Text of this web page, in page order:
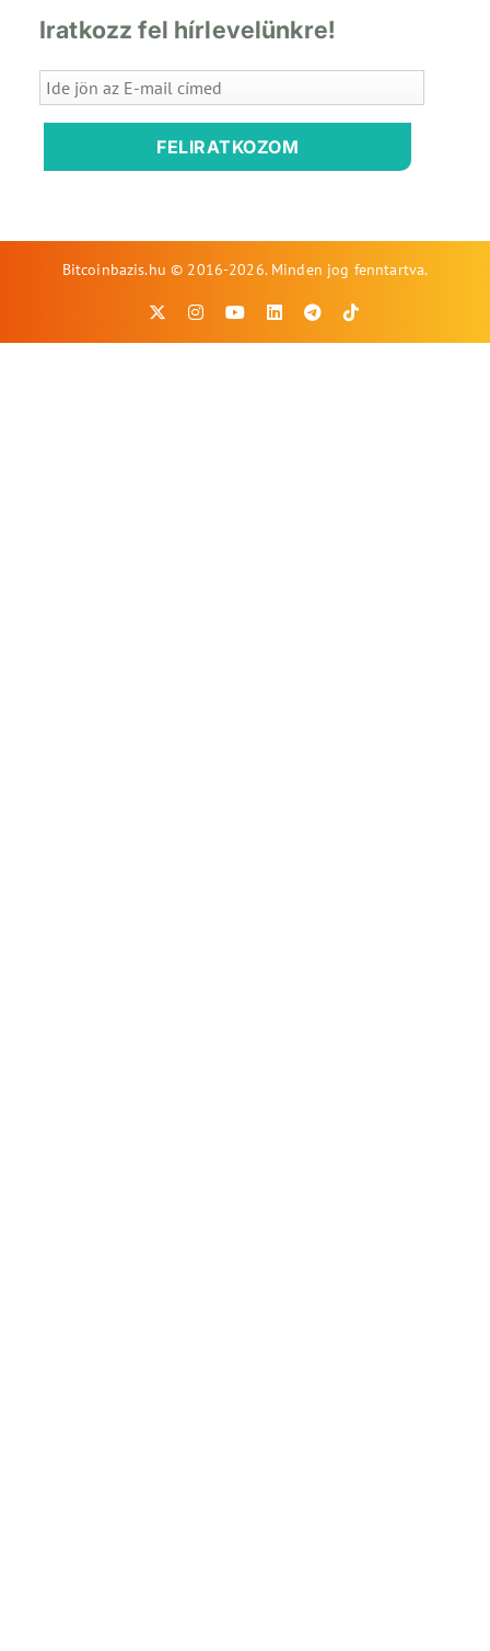
Iratkozz fel hírlevelünkre!
FELIRATKOZOM
Bitcoinbazis.hu © 2016-2026. Minden jog fenntartva.